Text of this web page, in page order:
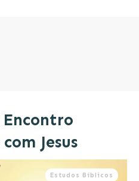
Jesus
Estudos Bíblicos